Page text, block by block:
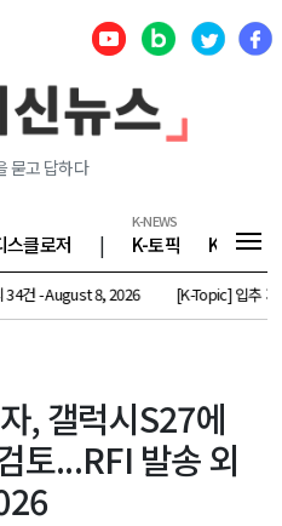
묻고 답하다
스클로저 |
K-NEWS
K-토픽 K-기업
8, 2026 [K-Topic] 입추 지나도 무
, 갤럭시S27에
토...RFI 발송 외